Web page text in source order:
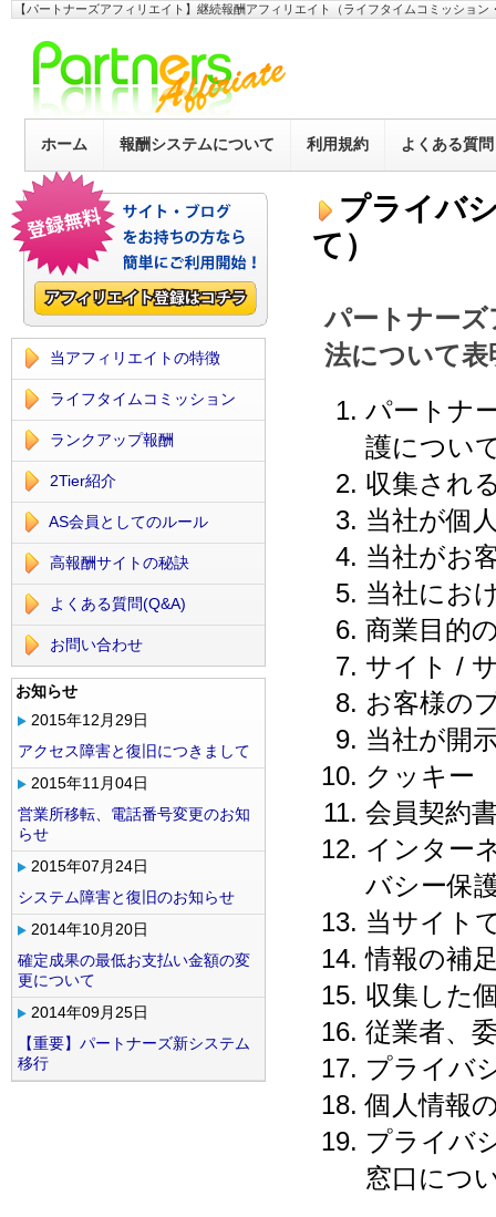
【パートナーズアフィリエイト】継続報酬アフィリエイト（ライフタイムコミッション
ホーム 報酬システムについて 利用規約 よくある質問
当アフィリエイトの特徴
ライフタイムコミッション
ランクアップ報酬
2Tier紹介
AS会員としてのルール
高報酬サイトの秘訣
よくある質問(Q&A)
お問い合わせ
お知らせ
2015年12月29日
アクセス障害と復旧につきまして
2015年11月04日
営業所移転、電話番号変更のお知
らせ
2015年07月24日
システム障害と復旧のお知らせ
2014年10月20日
確定成果の最低お支払い金額の変
更について
2014年09月25日
【重要】パートナーズ新システム
移行
プライバ
て）
パートナー
法について
パートナ
護につい
収集され
当社が個
当社がお
当社にお
商業目的
サイト /
お客様の
当社が開
クッキー
会員契約
インター
バシー保
当サイト
情報の補
収集した
従業者、
プライバ
個人情報
プライバ
窓口につ